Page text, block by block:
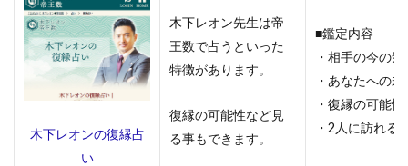
って
無料
で利
用で
占い
木下レオンの復縁占
い
木下レオン先生は帝
王数で占うといった
特徴があります。
復縁の可能性など見
る事もできます。
■鑑定内容
・相手の今の
・あなたへの未
・復縁の可能性
・2人に訪れる